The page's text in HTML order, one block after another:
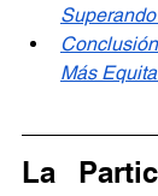
Más
La